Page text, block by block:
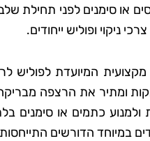
או סימנים לפני תחילת
ניקוי ופוליש ייחודים.
המיועדת לפוליש
ומתיר את הרצפה
כתמים או סימנים
במיוחד הדורשים